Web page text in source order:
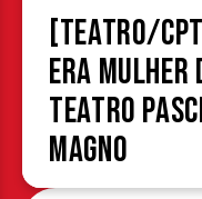
[TEATRO/
era mulher
Teatro
Magno